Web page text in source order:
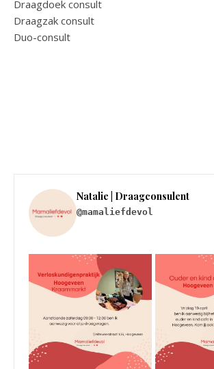
Draagdoek consult
Draagzak consult
Duo-consult
Natalie | Draagconsulent
@mamaliefdevol